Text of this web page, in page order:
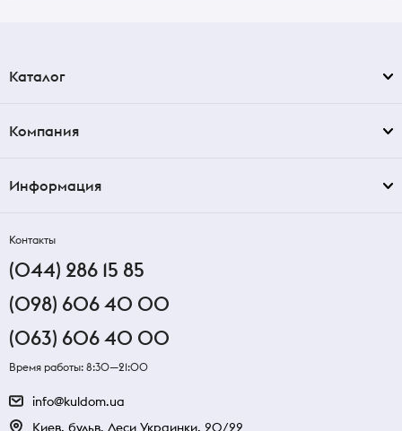
Каталог
Компания
Информация
Контакты
(044) 286 15 85
(098) 606 40 00
(063) 606 40 00
Время работы: 8:30—21:00
info@kuldom.ua
Киев, бульв. Леси Украинки, 20/22